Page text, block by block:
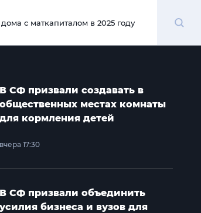
дома с маткапиталом в 2025 году
В СФ призвали создавать в
общественных местах комнаты
для кормления детей
вчера 17:30
В СФ призвали объединить
усилия бизнеса и вузов для